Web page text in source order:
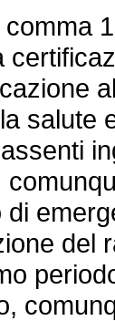
salute
del